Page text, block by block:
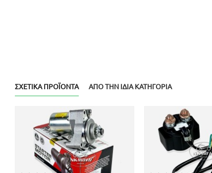
ΣΧΕΤΙΚΆ ΠΡΟΪΌΝΤΑ ΑΠΌ ΤΗΝ ΊΔΙΑ ΚΑΤΗΓΟΡΊΑ